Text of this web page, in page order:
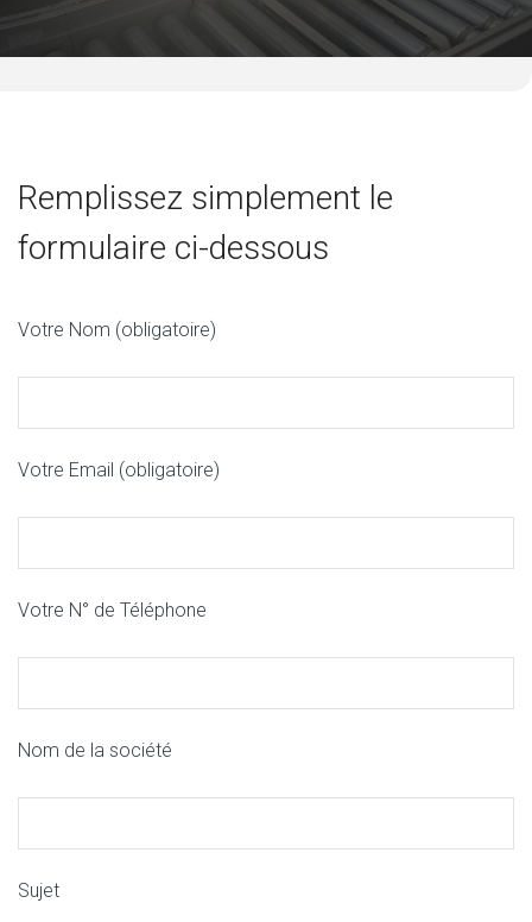
Remplissez simplement le
formulaire ci-dessous
Votre Nom (obligatoire)
Votre Email (obligatoire)
Votre N° de Téléphone
Nom de la société
Sujet